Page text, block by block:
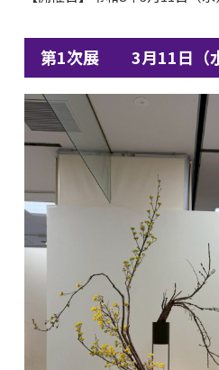
第1次展 3月11日（水